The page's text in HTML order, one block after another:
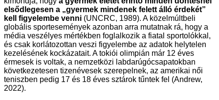
elsődlegesen a „gyermek mindenek felett álló érdekét”
kell figyelembe venni (UNCRC, 1989). A közelmúltbeli
globális sportesemények azonban arra mutatnak rá, hogy a
média veszélyes mértékben foglalkozik a fiatal sportolókkal,
és csak korlátozottan veszi figyelembe az adatok helytelen
kezelésének kockázatait. A tokiói olimpián már 12 éves
érmesek is voltak, a nemzetközi labdarúgócsapatokban
következetesen tizenévesek szerepelnek, az amerikai női
teniszben pedig 17 és 18 éves sztárok tűntek fel (Andrew,
2022).